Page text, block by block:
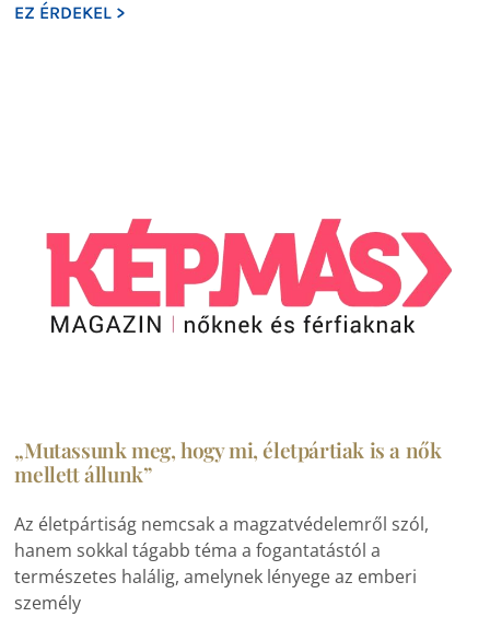
EZ ÉRDEKEL >
„Mutassunk meg, hogy mi, életpártiak is a nők
mellett állunk”
Az életpártiság nemcsak a magzatvédelemről szól,
hanem sokkal tágabb téma a fogantatástól a
természetes halálig, amelynek lényege az emberi
személy